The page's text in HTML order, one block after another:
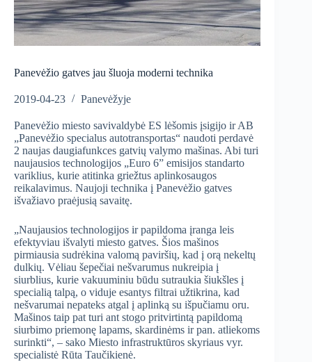
Panevėžio gatves jau šluoja moderni technika
2019-04-23 Panevėžyje
Panevėžio miesto savivaldybė ES lėšomis įsigijo ir AB
„Panevėžio specialus autotransportas“ naudoti perdavė
2 naujas daugiafunkces gatvių valymo mašinas. Abi turi
naujausios technologijos „Euro 6” emisijos standarto
variklius, kurie atitinka griežtus aplinkosaugos
reikalavimus. Naujoji technika į Panevėžio gatves
išvažiavo praėjusią savaitę.
„Naujausios technologijos ir papildoma įranga leis
efektyviau išvalyti miesto gatves. Šios mašinos
pirmiausia sudrėkina valomą paviršių, kad į orą nekeltų
dulkių. Vėliau šepečiai nešvarumus nukreipia į
siurblius, kurie vakuuminiu būdu sutraukia šiukšles į
specialią talpą, o viduje esantys filtrai užtikrina, kad
nešvarumai nepateks atgal į aplinką su išpučiamu oru.
Mašinos taip pat turi ant stogo pritvirtintą papildomą
siurbimo priemonę lapams, skardinėms ir pan. atliekoms
surinkti“, – sako Miesto infrastruktūros skyriaus vyr.
specialistė Rūta Taučikienė.